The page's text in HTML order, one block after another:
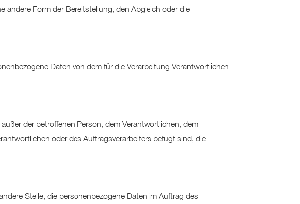
andere Form der Bereitstellung, den Abgleich oder die
Daten von dem für die Verarbeitung Verantwortlichen
der betroffenen Person, dem Verantwortlichen, dem
oder des Auftragsverarbeiters befugt sind, die
Stelle, die personenbezogene Daten im Auftrag des